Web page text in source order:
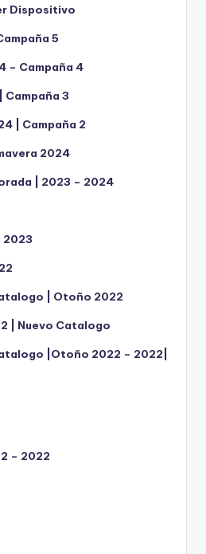
Dispositivo
5
– Campaña 4
Campaña 3
| Campaña 2
2024
| 2023 – 2024
2023
| Otoño 2022
| Nuevo Catalogo
|Otoño 2022 – 2022|
– 2022